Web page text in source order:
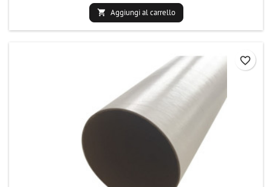
 Aggiungi al carrello
favorite_border